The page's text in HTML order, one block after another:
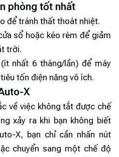
phòng tốt nhất
để tránh thất thoát nhiệt.
sổ hoặc kéo rèm để giảm
trời.
nhất 6 tháng/lần) để máy
tốn điện năng vô ích.
X
về việc không tắt được chế
xảy ra khi bạn không biết
X, bạn chỉ cần nhấn nút
chuyển sang một chế độ